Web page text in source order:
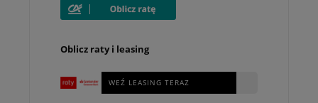
Oblicz raty i leasing
WEŹ LEASING TERAZ